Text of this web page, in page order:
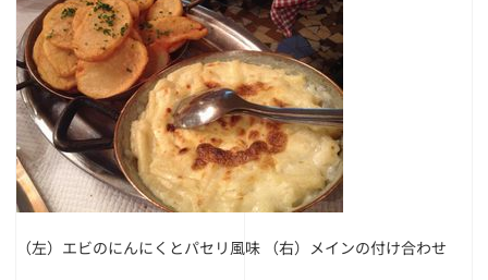
（左）エビのにんにくとパセリ風味 （右）メインの付け合わせ